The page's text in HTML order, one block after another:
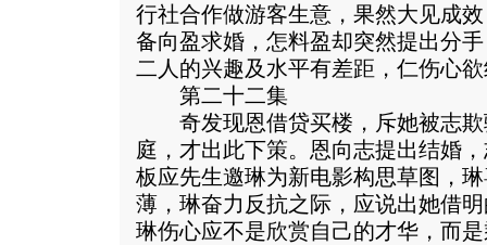
行社合作做游客生意，果然大见成
备向盈求婚，怎料盈却突然提出分
二人的兴趣及水平有差距，仁伤心
第二十二集
奇发现恩借贷买楼，斥她被志欺
庭，才出此下策。恩向志提出结婚
板应先生邀琳为新电影构思草图，
薄，琳奋力反抗之际，应说出她借
琳伤心应不是欣赏自己的才华，而